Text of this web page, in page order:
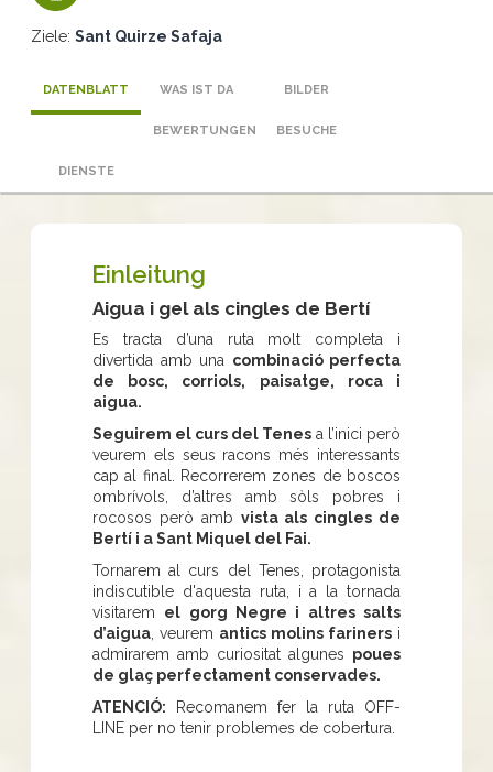
Ziele: Sant Quirze Safaja
DATENBLATT WAS IST DA BILDER
BEWERTUNGEN BESUCHE
DIENSTE
Einleitung
Aigua i gel als cingles de Bertí
Es tracta d’una ruta molt completa i
divertida amb una combinació perfecta
de bosc, corriols, paisatge, roca i
aigua.
Seguirem el curs del Tenes a l’inici però
veurem els seus racons més interessants
cap al final. Recorrerem zones de boscos
ombrívols, d’altres amb sòls pobres i
rocosos però amb vista als cingles de
Bertí i a Sant Miquel del Fai.
Tornarem al curs del Tenes, protagonista
indiscutible d'aquesta ruta, i a la tornada
visitarem el gorg Negre i altres salts
d’aigua , veurem antics molins fariners i
admirarem amb curiositat algunes poues
de glaç perfectament conservades.
ATENCIÓ: Recomanem fer la ruta OFF-
LINE per no tenir problemes de cobertura.